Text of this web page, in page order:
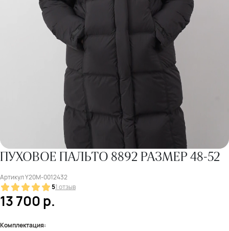
ПУХОВОЕ ПАЛЬТО 8892 РАЗМЕР 48-52
АртикулY20M-0012432
51 отзыв
13 700р.
Комплектация: